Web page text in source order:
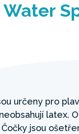
určeny pro
latex.
jsou